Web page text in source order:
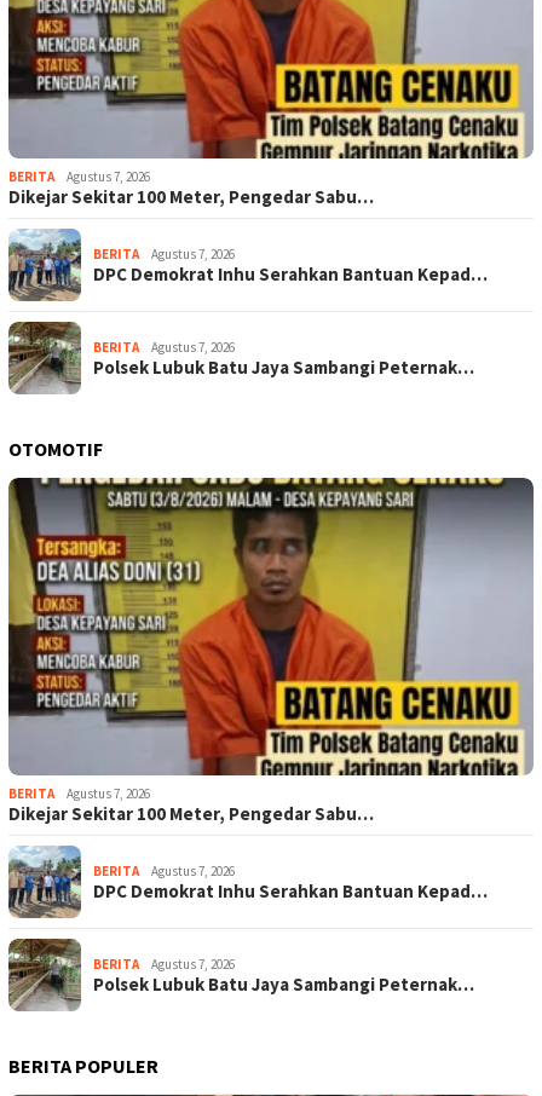
BERITA Agustus 7, 2026
Dikejar Sekitar 100 Meter, Pengedar Sabu…
BERITA Agustus 7, 2026
DPC Demokrat Inhu Serahkan Bantuan Kepad…
BERITA Agustus 7, 2026
Polsek Lubuk Batu Jaya Sambangi Peternak…
OTOMOTIF
BERITA Agustus 7, 2026
Dikejar Sekitar 100 Meter, Pengedar Sabu…
BERITA Agustus 7, 2026
DPC Demokrat Inhu Serahkan Bantuan Kepad…
BERITA Agustus 7, 2026
Polsek Lubuk Batu Jaya Sambangi Peternak…
BERITA POPULER